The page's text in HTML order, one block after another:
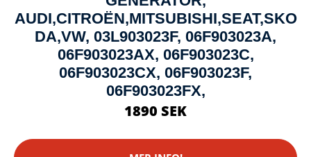
AUDI,CITROËN,MITSUBISHI,SEAT,SKO
DA,VW, 03L903023F, 06F903023A,
06F903023AX, 06F903023C,
06F903023CX, 06F903023F,
06F903023FX,
1890 SEK